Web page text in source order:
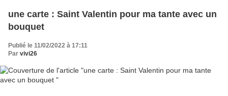
une carte : Saint Valentin pour ma tante avec un
bouquet
Publié le 11/02/2022 à 17:11
Par vivi26